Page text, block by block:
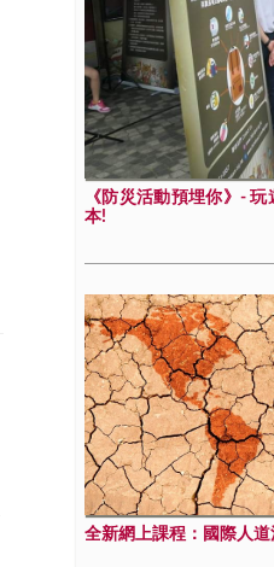
《防災活動預埋你》-
本!
全新網上課程：國際人道